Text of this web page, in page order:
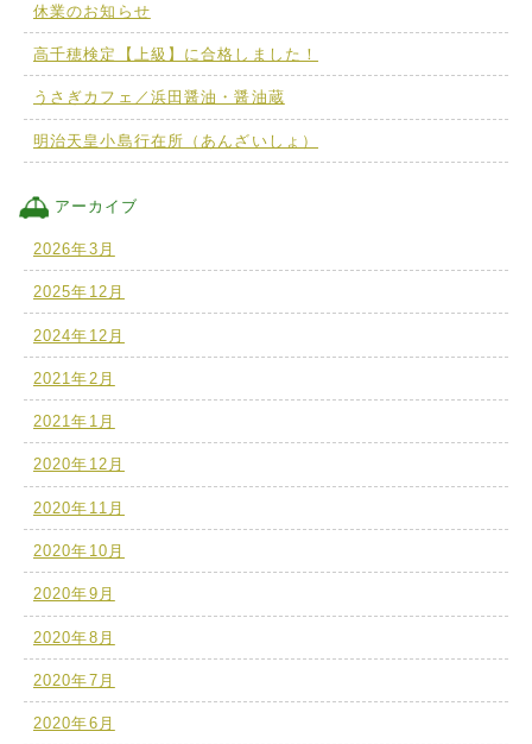
休業のお知らせ
高千穂検定【上級】に合格しました！
うさぎカフェ／浜田醤油・醤油蔵
明治天皇小島行在所（あんざいしょ）
アーカイブ
2026年3月
2025年12月
2024年12月
2021年2月
2021年1月
2020年12月
2020年11月
2020年10月
2020年9月
2020年8月
2020年7月
2020年6月